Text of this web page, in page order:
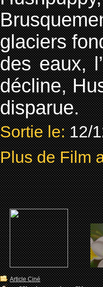
glaciers
des eaux,
décline,
disparue.
Sortie le: 12/
Plus de Film
Article Ciné